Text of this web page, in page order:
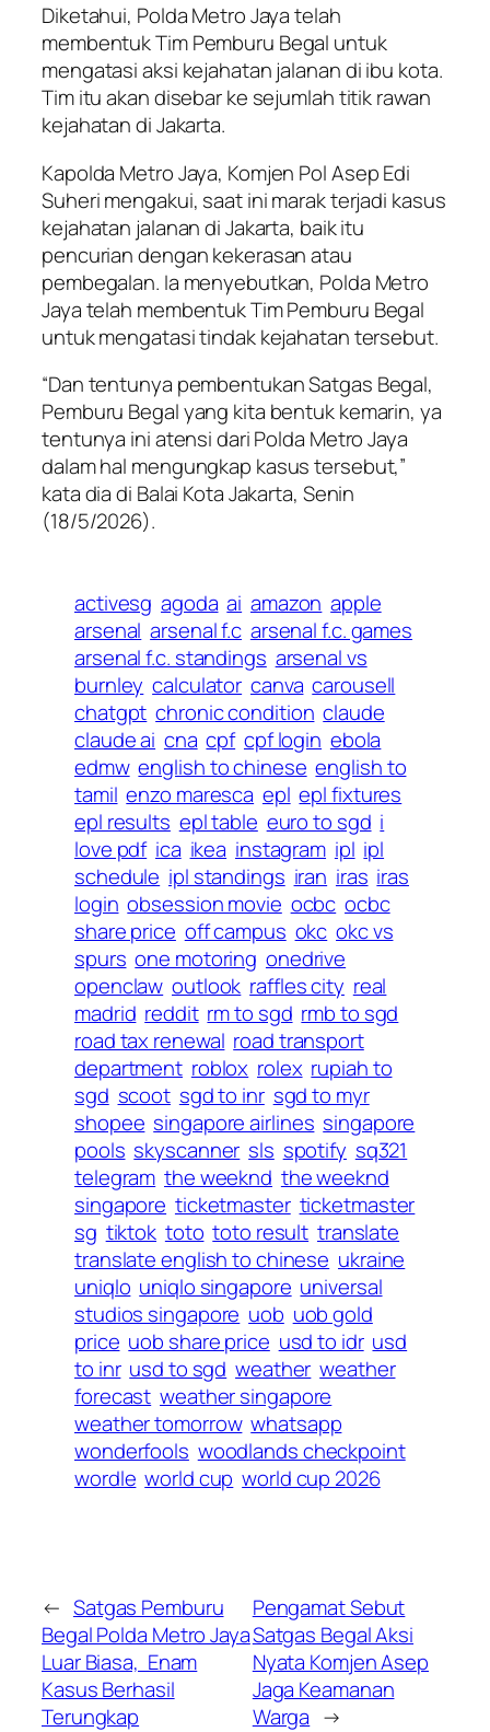
Diketahui, Polda Metro Jaya telah
membentuk Tim Pemburu Begal untuk
mengatasi aksi kejahatan jalanan di ibu kota.
Tim itu akan disebar ke sejumlah titik rawan
kejahatan di Jakarta.
Kapolda Metro Jaya, Komjen Pol Asep Edi
Suheri mengakui, saat ini marak terjadi kasus
kejahatan jalanan di Jakarta, baik itu
pencurian dengan kekerasan atau
pembegalan. Ia menyebutkan, Polda Metro
Jaya telah membentuk Tim Pemburu Begal
untuk mengatasi tindak kejahatan tersebut.
“Dan tentunya pembentukan Satgas Begal,
Pemburu Begal yang kita bentuk kemarin, ya
tentunya ini atensi dari Polda Metro Jaya
dalam hal mengungkap kasus tersebut,”
kata dia di Balai Kota Jakarta, Senin
(18/5/2026).
activesg agoda ai amazon apple
arsenal arsenal f.c arsenal f.c. games
arsenal f.c. standings arsenal vs
burnley calculator canva carousell
chatgpt chronic condition claude
claude ai cna cpf cpf login ebola
edmw english to chinese english to
tamil enzo maresca epl epl fixtures
epl results epl table euro to sgd i
love pdf ica ikea instagram ipl ipl
schedule ipl standings iran iras iras
login obsession movie ocbc ocbc
share price off campus okc okc vs
spurs one motoring onedrive
openclaw outlook raffles city real
madrid reddit rm to sgd rmb to sgd
road tax renewal road transport
department roblox rolex rupiah to
sgd scoot sgd to inr sgd to myr
shopee singapore airlines singapore
pools skyscanner sls spotify sq321
telegram the weeknd the weeknd
singapore ticketmaster ticketmaster
sg tiktok toto toto result translate
translate english to chinese ukraine
uniqlo uniqlo singapore universal
studios singapore uob uob gold
price uob share price usd to idr usd
to inr usd to sgd weather weather
forecast weather singapore
weather tomorrow whatsapp
wonderfools woodlands checkpoint
wordle world cup world cup 2026
← Satgas Pemburu
Begal Polda Metro Jaya
Luar Biasa, Enam
Kasus Berhasil
Terungkap
Pengamat Sebut
Satgas Begal Aksi
Nyata Komjen Asep
Jaga Keamanan
Warga →